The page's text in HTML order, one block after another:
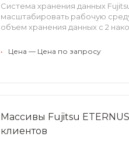
Система хранения данных
масштабировать рабочую
объем хранения данных с 2
• Цена — Цена по запросу
Массивы Fujitsu
клиентов